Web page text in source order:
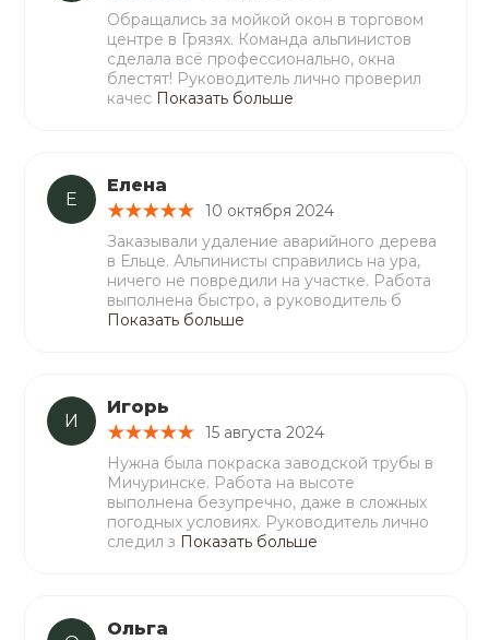
Обращались за мойкой окон в торговом
центре в Грязях. Команда альпинистов
сделала всё профессионально, окна
блестят! Руководитель лично проверил
качес Показать больше
Е
Елена
10 октября 2024
Заказывали удаление аварийного дерева
в Ельце. Альпинисты справились на ура,
ничего не повредили на участке. Работа
выполнена быстро, а руководитель б
Показать больше
И
Игорь
15 августа 2024
Нужна была покраска заводской трубы в
Мичуринске. Работа на высоте
выполнена безупречно, даже в сложных
погодных условиях. Руководитель лично
следил з Показать больше
Ольга